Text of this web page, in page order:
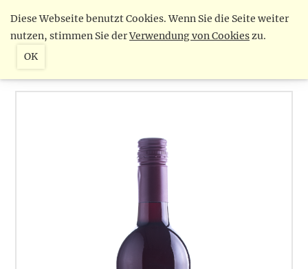
Diese Webseite benutzt Cookies. Wenn Sie die Seite weiter
nutzen, stimmen Sie derVerwendung von Cookieszu.
OK